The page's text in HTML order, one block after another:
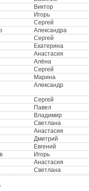
Виктор
Игорь
Сергей
Александра
Сергей
Екатерина
Анастасия
Алёна
Сергей
Марина
Александр
Сергей
Павел
Владимир
Светлана
Анастасия
Дмитрий
Евгений
Игорь
Анастасия
Светлана